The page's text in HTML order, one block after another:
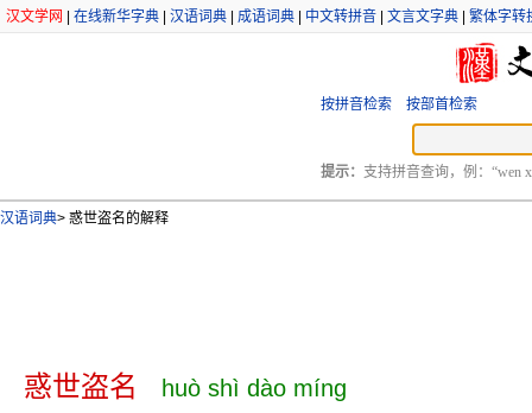
汉文学网 在线新华字典 汉语词典 成语词典 中文转拼音 文言文字典 繁体字转
按拼音检索 按部首检索
提示： 支持拼音查询，例：“wen
汉语词典> 惑世盗名的解释
惑世盗名 huò shì dào míng